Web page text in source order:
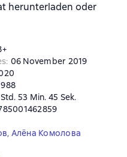
herunterladen oder
: 06 November 2019
53 Min. 45 Sek.
, Алёна Комолова